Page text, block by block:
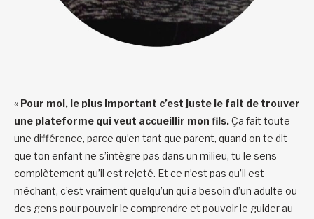
« Pour moi, le plus important c’est juste le fait de trouver
une plateforme qui veut accueillir mon fils.Ça fait toute
une différence, parce qu’en tant que parent, quand on te dit
que ton enfant ne s’intègre pas dans un milieu, tu le sens
complètement qu’il est rejeté. Et ce n’est pas qu’il est
méchant, c’est vraiment quelqu’un qui a besoin d’un adulte ou
des gens pour pouvoir le comprendre et pouvoir le guider au